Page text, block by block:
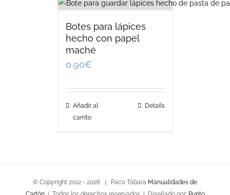
Botes para lápices
hecho con papel
maché
0,90€
Añadir al
carrito
Details
© Copyright 2012 - 2026 | Paco Tábara Manualidades de